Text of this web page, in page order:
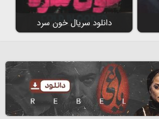
دانلود سریال خون سرد